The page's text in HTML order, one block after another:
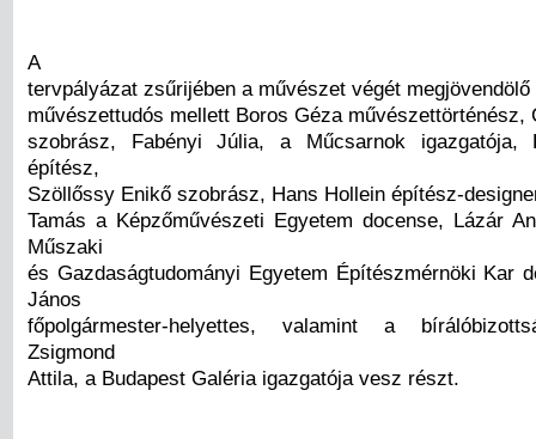
A
tervpályázat zsűrijében a művészet végét
művészettudós mellett Boros Géza művészettörténész,
szobrász, Fabényi Júlia, a Műcsarnok igazgatója,
építész,
Szöllőssy Enikő szobrász, Hans Hollein építész-
Tamás a Képzőművészeti Egyetem docense, Lázár
Műszaki
és Gazdaságtudományi Egyetem Építészmérnöki Kar
János
főpolgármester-helyettes, valamint a
Zsigmond
Attila, a Budapest Galéria igazgatója vesz részt.